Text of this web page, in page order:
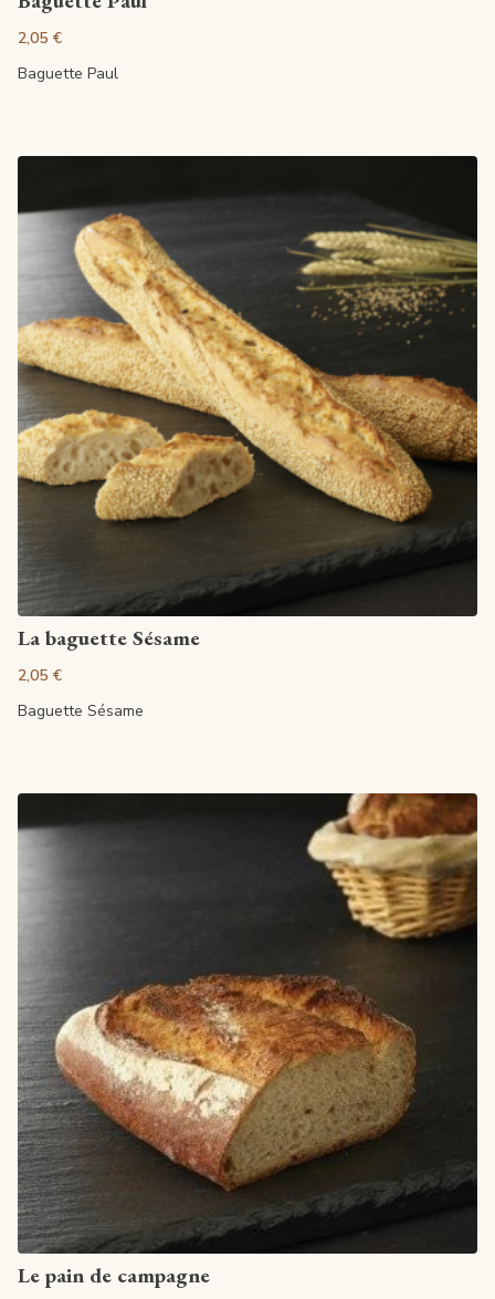
2,05 €
Baguette Paul
Artikel anzeigen
La baguette Sésame
2,05 €
Baguette Sésame
Artikel anzeigen
Le pain de campagne